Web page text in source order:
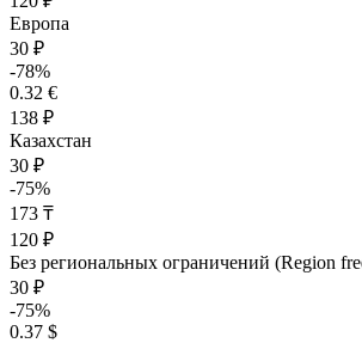
Европа
30 ₽
-78%
0.32 €
138 ₽
Казахстан
30 ₽
-75%
173 ₸
120 ₽
Без региональных ограничений (Region
30 ₽
-75%
0.37 $